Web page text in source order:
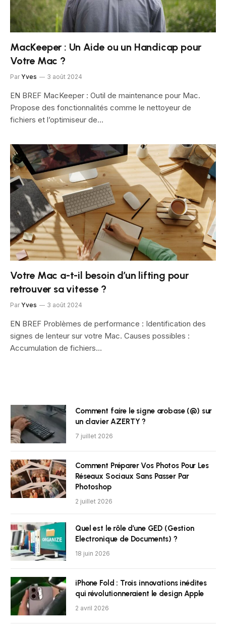
MacKeeper : Un Aide ou un Handicap pour
Votre Mac ?
Par Yves 3 août 2024
EN BREF MacKeeper : Outil de maintenance pour Mac.
Propose des fonctionnalités comme le nettoyeur de
fichiers et l’optimiseur de…
Votre Mac a-t-il besoin d’un lifting pour
retrouver sa vitesse ?
Par Yves 3 août 2024
EN BREF Problèmes de performance : Identification des
signes de lenteur sur votre Mac. Causes possibles :
Accumulation de fichiers…
Comment faire le signe arobase (@) sur
un clavier AZERTY ?
7 juillet 2026
Comment Préparer Vos Photos Pour Les
Réseaux Sociaux Sans Passer Par
Photoshop
2 juillet 2026
Quel est le rôle d’une GED (Gestion
Electronique de Documents) ?
18 juin 2026
iPhone Fold : Trois innovations inédites
qui révolutionneraient le design Apple
2 avril 2026